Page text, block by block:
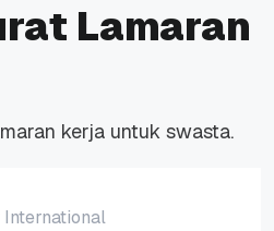
Lamaran
kerja untuk swasta.
International